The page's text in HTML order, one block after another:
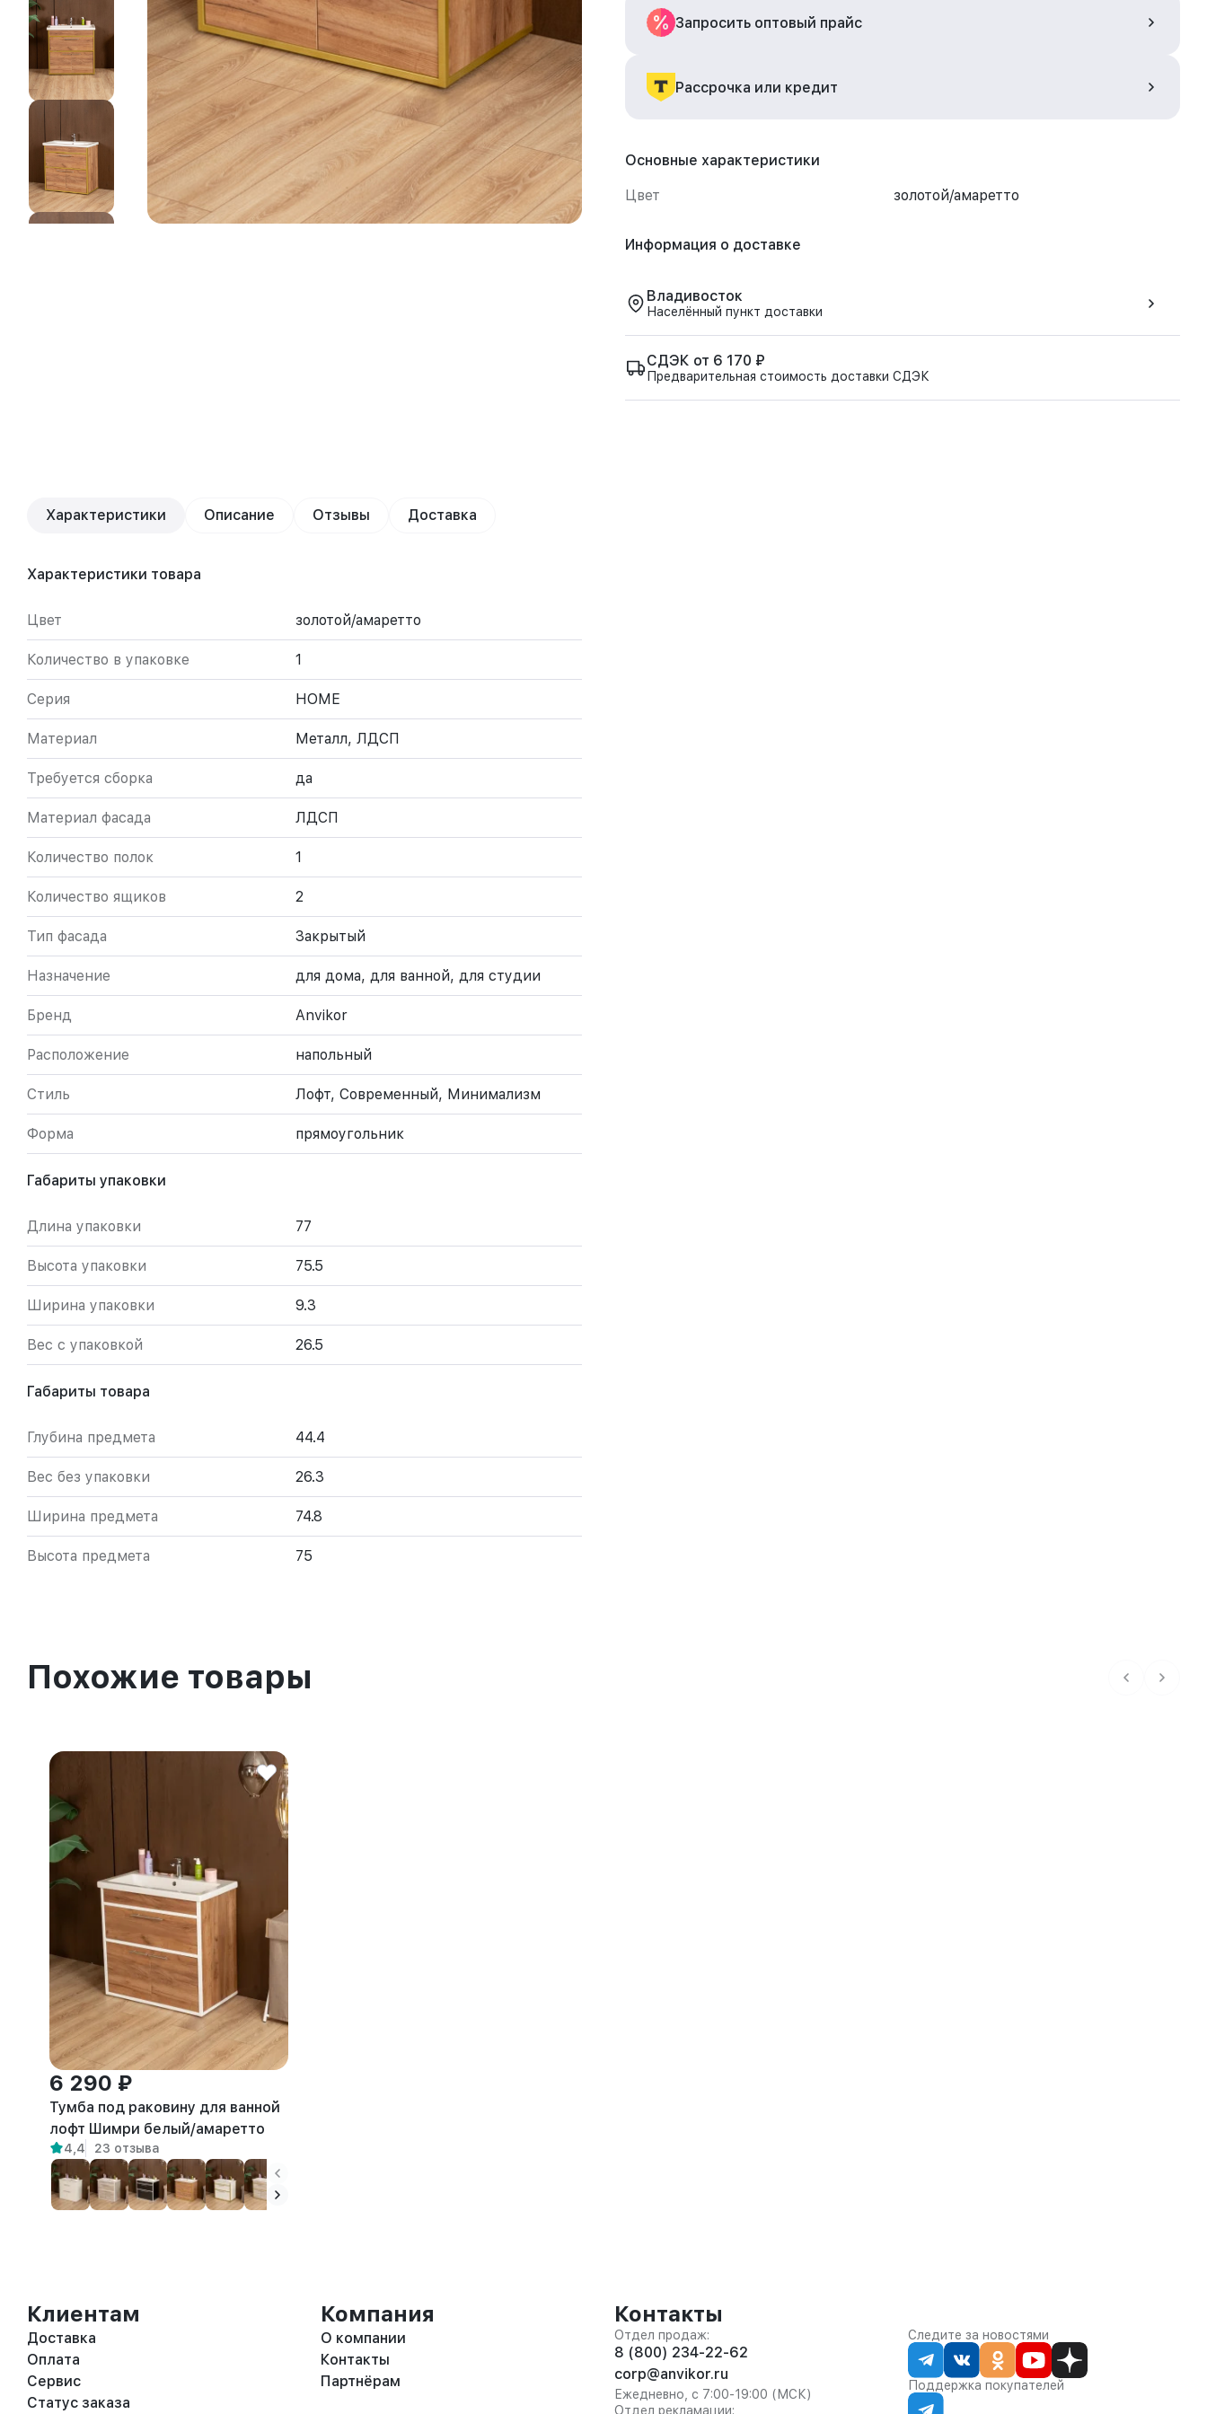
Запросить оптовый прайс
Рассрочка или кредит
Основные характеристики
Цвет золотой/амаретто
Информация о доставке
Владивосток
Населённый пункт доставки
СДЭК от 6 170 ₽
Предварительная стоимость доставки СДЭК
Характеристики Описание Отзывы Доставка
Характеристики товара
Цвет золотой/амаретто
Количество в упаковке 1
Серия HOME
Материал Металл, ЛДСП
Требуется сборка да
Материал фасада ЛДСП
Количество полок 1
Количество ящиков 2
Тип фасада Закрытый
Назначение для дома, для ванной, для студии
Бренд Anvikor
Расположение напольный
Стиль Лофт, Современный, Минимализм
Форма прямоугольник
Габариты упаковки
Длина упаковки 77
Высота упаковки 75.5
Ширина упаковки 9.3
Вес с упаковкой 26.5
Габариты товара
Глубина предмета 44.4
Вес без упаковки 26.3
Ширина предмета 74.8
Высота предмета 75
Похожие товары
6 290 ₽
Тумба под раковину для ванной
лофт Шимри белый/амаретто
4,4 23 отзыва
Клиентам
Доставка
Оплата
Сервис
Статус заказа
Компания
О компании
Контакты
Партнёрам
Контакты
Отдел продаж:
8 (800) 234-22-62
corp@anvikor.ru
Ежедневно, с 7:00-19:00 (МСК)
Отдел рекламации:
Следите за новостями
Поддержка покупателей